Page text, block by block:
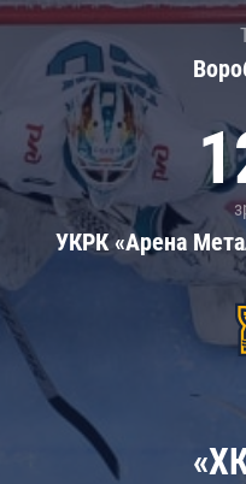
УКРК «Арена